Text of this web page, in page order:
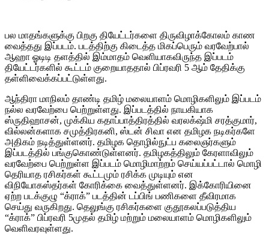
பல மாதங்களுக்கு பிறகு தியேட்டர்களை திருவிழாக்கோலம் காண
வைத்தது இப்படம். படத்திற்கு கிடைத்த மிகப்பெரும் வரவேற்பால்
ஆஹா ஓடிடி தளத்தில் இம்மாதம் வெளியாகவிருந்த இப்படம்
தியேட்டர்களில் கூட்டம் குறையாததால் பிப்ரவரி 5 ஆம் தேதிக்கு
தள்ளிவைக்கப்பட்டுள்ளது.
ஆந்திரா மாநிலம் தாண்டி தமிழ் மலையாளம் மொழிகளிலும் இப்படம்
நல்ல வரவேற்பை பெற்றுள்ளது. இப்படத்தில் நாயகியாக
ஸ்ருதிஹாசன், முக்கிய கதாப்பாத்திரத்தில் வரலக்‌ஷ்மி சரத்குமார்,
வில்லன்களாக சமுத்திரகனி, ஸ்டன் சிவா என தமிழக நடிகர்களே
அதிகம் நடித்துள்ளனர். தமிழக தொழில்நுட்ப கலைஞர்களும்
இப்படத்தில் பங்குகொண்டுள்ளனர். தமிழகத்திலும் கேரளாவிலும்
வரவேற்பை பெற்றுள்ள இப்படம் மொழிமாற்றம் செய்யப்பட்டால் மொழி
தெரியாத ரசிகர்கள் கூட்டமும் ரசிக்க முடியும் என
விநியோகஸ்தர்கள் கோரிக்கை வைத்துள்ளனர். இக்கோரியினை
ஏற்ற படக்குழு “க்ராக்” படத்தின் டப்பிங் பணிகளை தீவிரமாக
செய்து வருகிறது. தெலுங்கு ரசிகர்களை குதூகலப்படுத்திய
“க்ராக்” பிப்ரவரி 5முதல் தமிழ் மற்றும் மலையாளம் மொழிகளிலும்
வெளிவரவுள்ளது.